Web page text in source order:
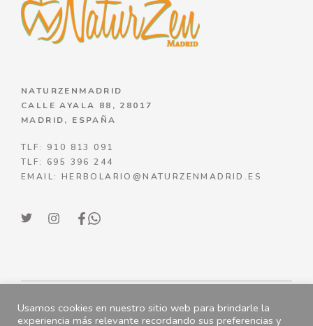
NATURZENMADRID
CALLE AYALA 88, 28017
MADRID, ESPAÑA
TLF: 910 813 091
TLF: 695 396 244
EMAIL: HERBOLARIO@NATURZENMADRID.ES
© NATURZENMADRID 2023
Usamos cookies en nuestro sitio web para brindarle la
experiencia más relevante recordando sus preferencias y